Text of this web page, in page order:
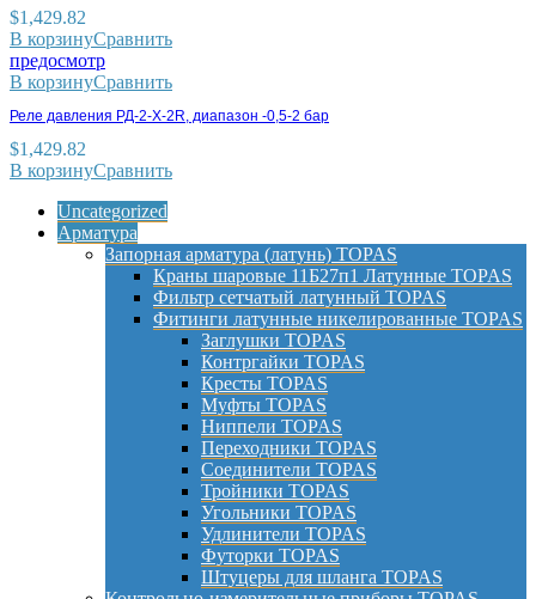
$1,429.82
В корзинуСравнить
предосмотр
В корзинуСравнить
Реле давления РД-2-X-2R, диапазон -0,5-2 бар
$1,429.82
В корзинуСравнить
Uncategorized
Арматура
Запорная арматура (латунь) TOPAS
Краны шаровые 11Б27п1 Латунные TOPAS
Фильтр сетчатый латунный TOPAS
Фитинги латунные никелированные TOPAS
Заглушки TOPAS
Контргайки TOPAS
Кресты TOPAS
Муфты TOPAS
Ниппели TOPAS
Переходники TOPAS
Соединители TOPAS
Тройники TOPAS
Угольники TOPAS
Удлинители TOPAS
Футорки TOPAS
Штуцеры для шланга TOPAS